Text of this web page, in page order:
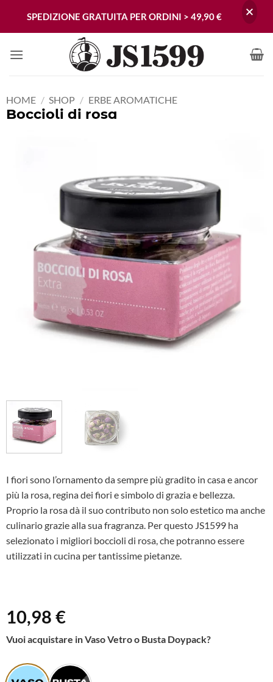
HOME / SHOP / ERBE AROMATICHE
Boccioli di rosa
I fiori sono l’ornamento da sempre più gradito in casa e ancor
più la rosa, regina dei fiori e simbolo di grazia e bellezza.
Proprio la rosa dà il suo contributo non solo estetico ma anche
culinario grazie alla sua fragranza. Per questo JS1599 ha
selezionato i migliori boccioli di rosa, che potranno essere
utilizzati in cucina per tantissime pietanze.
10,98 €
Vuoi acquistare in Vaso Vetro o Busta Doypack?
SPEDIZIONE GRATUITA PER ORDINI > 49,90 €